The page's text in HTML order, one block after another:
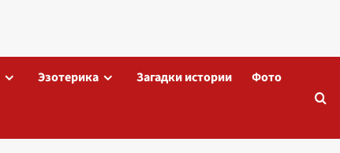
Эзотерика Загадки истории Фото